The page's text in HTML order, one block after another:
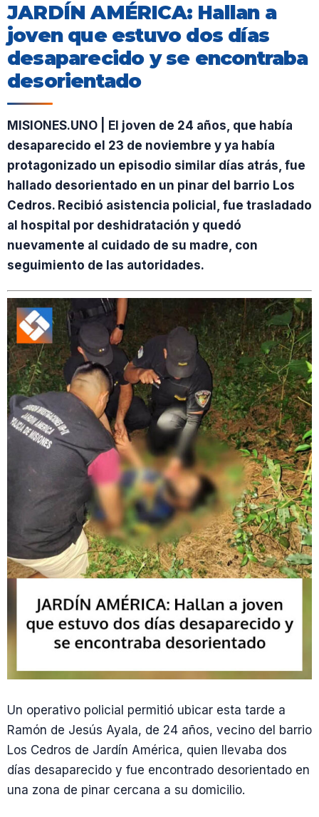
JARDÍN AMÉRICA: Hallan a
joven que estuvo dos días
desaparecido y se encontraba
desorientado
MISIONES.UNO | El joven de 24 años, que había
desaparecido el 23 de noviembre y ya había
protagonizado un episodio similar días atrás, fue
hallado desorientado en un pinar del barrio Los
Cedros. Recibió asistencia policial, fue trasladado
al hospital por deshidratación y quedó
nuevamente al cuidado de su madre, con
seguimiento de las autoridades.
Un operativo policial permitió ubicar esta tarde a
Ramón de Jesús Ayala, de 24 años, vecino del barrio
Los Cedros de Jardín América, quien llevaba dos
días desaparecido y fue encontrado desorientado en
una zona de pinar cercana a su domicilio.